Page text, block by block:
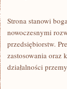
Strona stanowi
nowoczesnymi
przedsiębiorstw.
zastosowania oraz
działalności